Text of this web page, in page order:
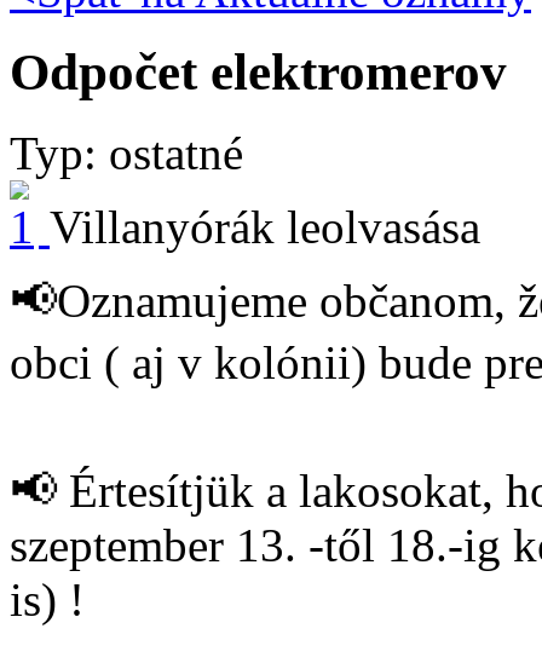
Odpočet elektromerov
Typ: ostatné
Villanyórák leolvasása
📢Oznamujeme občanom,
obci ( aj v kolónii) bude
📢 Értesítjük a lakosokat,
szeptember 13. -től 18.-ig
is) !